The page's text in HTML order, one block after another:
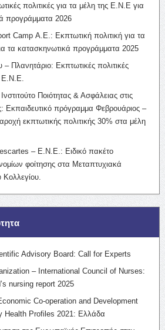
πολιτικές για τα μέλη της Ε.Ν.Ε για
προγράμματα 2026
Camp Α.Ε.: Εκπτωτική πολιτική για τα
τα κατασκηνωτικά προγράμματα 2025
– Πλανητάριο: Εκπτωτικές πολιτικές
Ε.Ν.Ε.
Ποιότητας & Ασφάλειας στις
Εκπαιδευτικό πρόγραμμα Φεβρουάριος –
εκπτωτικής πολιτικής 30% στα μέλη
– Ε.Ν.Ε.: Ειδικό πακέτο
φοίτησης στα Μεταπτυχιακά
Advisory Board: Call for Experts
– International Council of Nurses:
nursing report 2025
Co-operation and Development
Health Profiles 2021: Ελλάδα